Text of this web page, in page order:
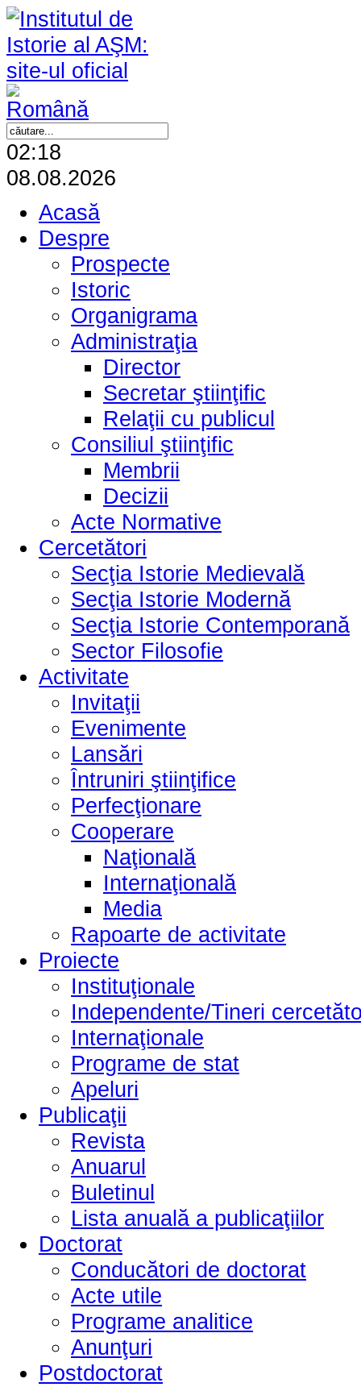
02:18
08.08.2026
Acasă
Despre
Prospecte
Istoric
Organigrama
Administraţia
Director
Secretar ştiinţific
Relaţii cu publicul
Consiliul ştiinţific
Membrii
Decizii
Acte Normative
Cercetători
Secţia Istorie Medievală
Secţia Istorie Modernă
Secţia Istorie Contemporană
Sector Filosofie
Activitate
Invitaţii
Evenimente
Lansări
Întruniri ştiinţifice
Perfecţionare
Cooperare
Naţională
Internaţională
Media
Rapoarte de activitate
Proiecte
Instituţionale
Independente/Tineri
Internaţionale
Programe de stat
Apeluri
Publicaţii
Revista
Anuarul
Buletinul
Lista anuală a publicaţiilor
Doctorat
Conducători de doctorat
Acte utile
Programe analitice
Anunţuri
Postdoctorat